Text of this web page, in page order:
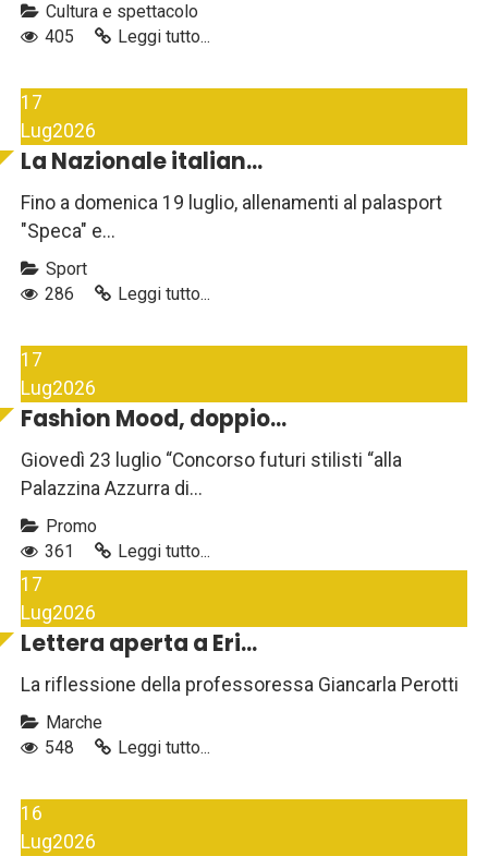
Cultura e spettacolo
405
Leggi tutto...
17
Lug2026
La Nazionale italian...
Fino a domenica 19 luglio, allenamenti al palasport
"Speca" e...
Sport
286
Leggi tutto...
17
Lug2026
Fashion Mood, doppio...
Giovedì 23 luglio “Concorso futuri stilisti “alla
Palazzina Azzurra di...
Promo
361
Leggi tutto...
17
Lug2026
Lettera aperta a Eri...
La riflessione della professoressa Giancarla Perotti
Marche
548
Leggi tutto...
16
Lug2026